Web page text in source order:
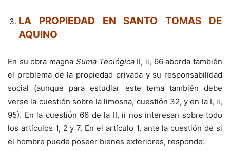
LA PROPIEDAD EN SANTO TOMAS DE
AQUINO
En su obra magna Suma TeológicaII, ii, 66 aborda también
el problema de la propiedad privada y su responsabilidad
social (aunque para estudiar este tema también debe
verse la cuestión sobre la limosna, cuestión 32, y en la I, ii,
95). En la cuestión 66 de la II, ii nos interesan sobre todo
los artículos 1, 2 y 7. En el artículo 1, ante la cuestión de si
el hombre puede poseer bienes exteriores, responde: